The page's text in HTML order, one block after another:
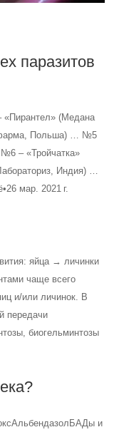
паразитов
(Медана
Польша) … №5
– «Тройчатка»
Индия) …
мар. 2021 г.
яйца → личинки
чаще всего
и/или личинок. В
передачи
биогельминтозы
и